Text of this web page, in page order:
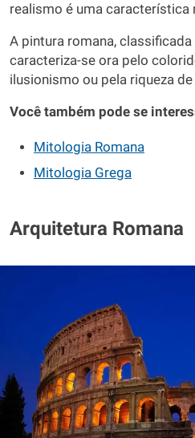
realismo é uma característica
A pintura romana,
caracteriza-se ora pelo
ilusionismo ou pela riqueza
Você também pode se
Mitologia Romana
Mitologia Grega
Arquitetura Romana